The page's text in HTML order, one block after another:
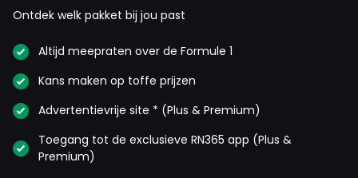
Ontdek welk pakket bij jou past
Altijd meepraten over de Formule 1
Kans maken op toffe prijzen
Advertentievrije site * (Plus & Premium)
Toegang tot de exclusieve RN365 app (Plus &
Premium)